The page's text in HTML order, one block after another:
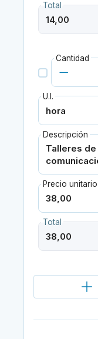
Total
Cantidad
U.I.
Descripción
Precio unitario
Total